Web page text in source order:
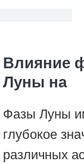
Влияние
Луны на
Фазы Луны
глубокое
различных